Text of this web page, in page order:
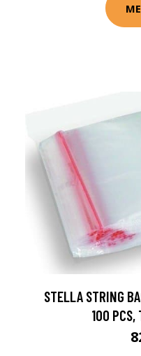
STELLA STRING
100 PCS,